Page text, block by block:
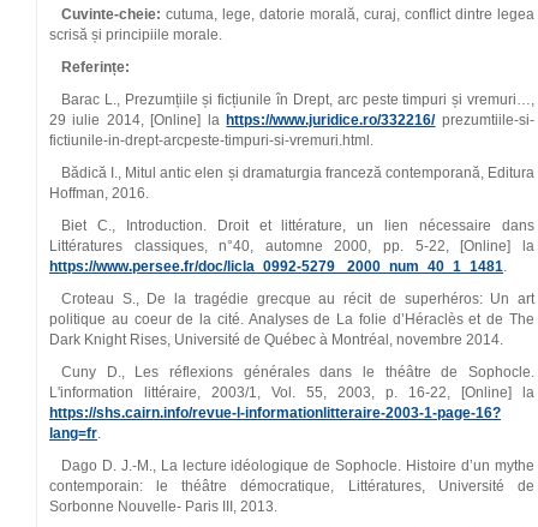
Cuvinte-cheie: cutuma, lege, datorie morală, curaj, conflict dintre legea
scrisă și principiile morale.
Referințe:
Barac L., Prezumțiile și ficțiunile în Drept, arc peste timpuri și vremuri…,
29 iulie 2014, [Online] la https://www.juridice.ro/332216/prezumtiile-si-
fictiunile-in-drept-arcpeste-timpuri-si-vremuri.html.
Bădică I., Mitul antic elen și dramaturgia franceză contemporană, Editura
Hoffman, 2016.
Biet C., Introduction. Droit et littérature, un lien nécessaire dans
Littératures classiques, n°40, automne 2000, pp. 5-22, [Online] la
https://www.persee.fr/doc/licla_0992-5279_ 2000_num_40_1_1481.
Croteau S., De la tragédie grecque au récit de superhéros: Un art
politique au coeur de la cité. Analyses de La folie d’Héraclès et de The
Dark Knight Rises, Université de Québec à Montréal, novembre 2014.
Cuny D., Les réflexions générales dans le théâtre de Sophocle.
L'information littéraire, 2003/1, Vol. 55, 2003, p. 16-22, [Online] la
https://shs.cairn.info/revue-l-informationlitteraire-2003-1-page-16?
lang=fr.
Dago D. J.-M., La lecture idéologique de Sophocle. Histoire d’un mythe
contemporain: le théâtre démocratique, Littératures, Université de
Sorbonne Nouvelle- Paris III, 2013.